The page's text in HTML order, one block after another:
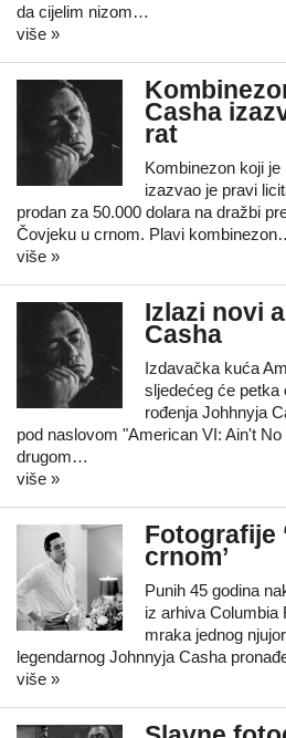
da cijelim nizom…
više »
Casha
rat
Kombinezon koji
izazvao je pravi
prodan za 50.000 dolara na dražbi
Čovjeku u crnom. Plavi
više »
Izlazi novi
Casha
Izdavačka kuća
sljedećeg će petka
rođenja Johhnyja
pod naslovom "American VI: Ain't
drugom…
više »
Fotografije
crnom’
Punih 45 godina
iz arhiva Columbia
mraka jednog
legendarnog Johnnyja Casha
više »